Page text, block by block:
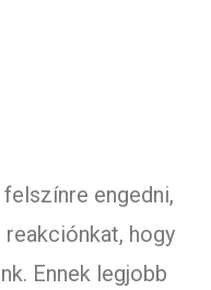
engedni,
hogy
Ennek legjobb